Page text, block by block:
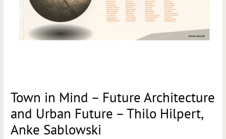
Town in Mind – Future Architecture
and Urban Future – Thilo Hilpert,
Anke Sablowski
Thilo
Sablowski